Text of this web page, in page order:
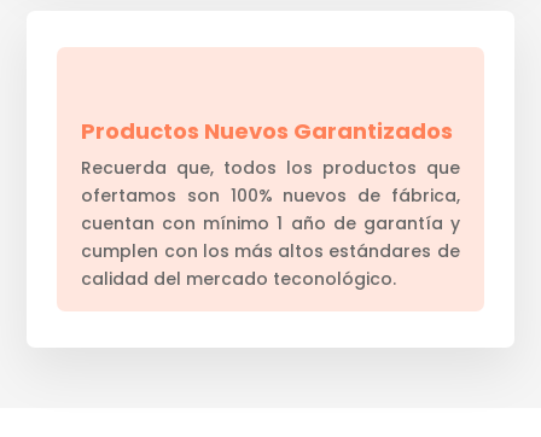
Productos Nuevos Garantizados
Recuerda que, todos los productos que
ofertamos son 100% nuevos de fábrica,
cuentan con mínimo 1 año de garantía y
cumplen con los más altos estándares de
calidad del mercado teconológico.